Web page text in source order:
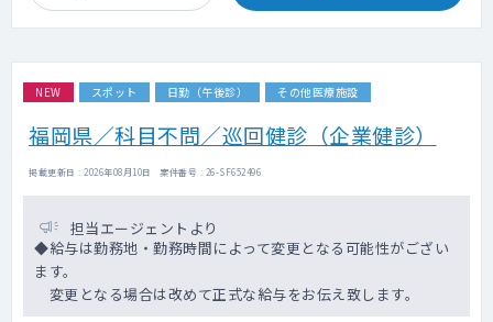
NEW スポット 日勤（午後診） その他医療施設
福岡県／科目不問／巡回健診（企業健診）
掲載更新日 : 2026年08月10日 案件番号 : 26-SF652496
担当エージェントより
◆給与は勤務地・勤務時間によって変更となる可能性がござい
ます。
変更となる場合は改めて正式な給与をお伝え致します。